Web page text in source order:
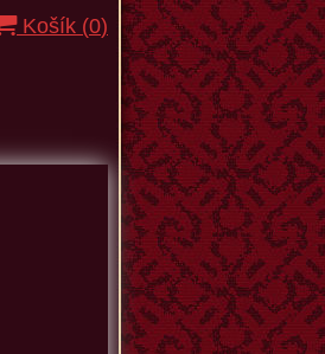
Košík (0)